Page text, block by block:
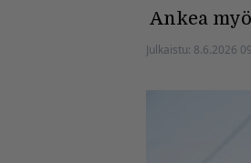
Ankea
Julkaistu: 8.6.2026